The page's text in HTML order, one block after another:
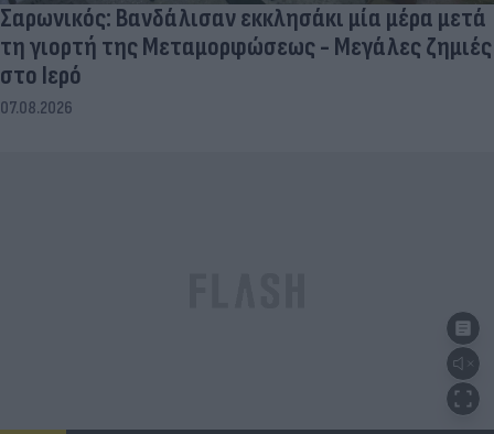
Σαρωνικός: Βανδάλισαν εκκλησάκι μία μέρα μετά
τη γιορτή της Μεταμορφώσεως - Μεγάλες ζημιές
στο Ιερό
07.08.2026